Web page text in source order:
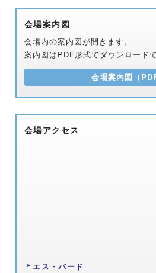
会場案内図
会場内の案内図が開きます。
案内図はPDF形式でダウンロードで
会場案内図（PDF
会場アクセス
エス・バード